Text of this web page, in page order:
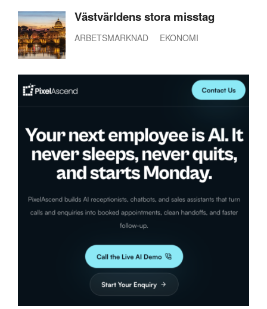
Västvärldens stora misstag
ARBETSMARKNAD EKONOMI